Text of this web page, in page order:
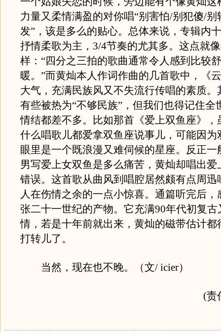
力量又柔情满盈的对你唱“别害怕/别犯傻/别
发”，该是多么的贴心。总体来说，专辑内
抒情柔歌为主，3/4节奏的尤其多。这点就
样：“四分之三拍的歌曲通常令人感到比较
暖。”而黄灿本人作词作曲的几首歌中，《
大气，充满民族风又不失流行传唱的素质。
有些被热为“不够民族”，但我们也得记住全
情结都差不多。比如那首《爱上双鱼座》，
什么唱歌儿都爱拿双鱼座说事儿，可能因为
眼里是一个既浪漫又难伺候的星座。反正一
男写爱上女双鱼是多么痛苦，黄灿却唱出爱
错误。这首歌从曲风到唱腔居然颇有点周迅
人在伤情之余的一点小惊喜。通篇听完后，
张二十一世纪的产物。它充满90年代初复古
情，若是十年前就出来，黄灿的磁带估计都
打转儿了。
当然，现在也不晚。（文/ icier）
(责